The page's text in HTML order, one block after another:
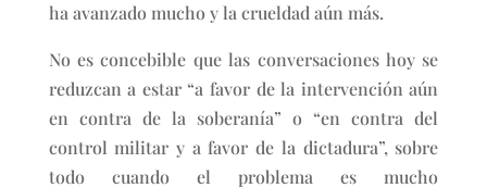
ha avanzado mucho y la crueldad aún más.
No es concebible que las conversaciones hoy se
reduzcan a estar “a favor de la intervención aún
en contra de la soberanía” o “en contra del
control militar y a favor de la dictadura”, sobre
todo cuando el problema es mucho